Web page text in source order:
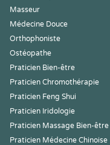
Masseur
Médecine Douce
Orthophoniste
Ostéopathe
Praticien Bien-être
Praticien Chromothérapie
Praticien Feng Shui
Praticien Iridologie
Praticien Massage Bien-être
Praticien Médecine Chinoise